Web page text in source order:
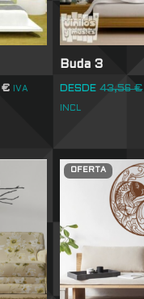
€ IVA
Buda 3
DESDE 43,56€
INCL
OFERTA